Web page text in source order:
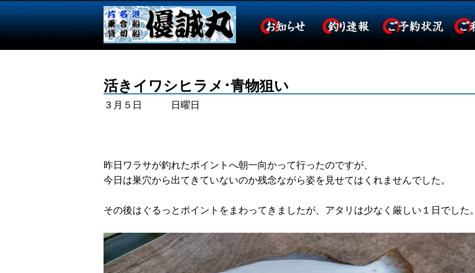
活きイワシヒラメ･青物狙い
３月５日 日曜日
昨日ワラサが釣れたポイントへ朝一向かって行ったのですが、
今日は巣穴から出てきていないのか残念ながら姿を見せてはくれませんでした。
その後はぐるっとポイントをまわってきましたが、アタリは少なく厳しい１日でした。